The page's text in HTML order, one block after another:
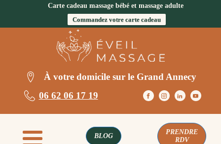
Carte cadeau massage bébé et massage adulte
Commandez votre carte cadeau
À votre domicile sur le Grand Annecy
06 62 06 17 19
BLOG
PRENDRE
RDV